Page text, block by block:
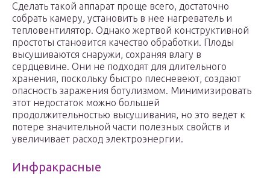
Сделать такой аппарат проще всего, достаточно
собрать камеру, установить в нее нагреватель и
тепловентилятор. Однако жертвой конструктивной
простоты становится качество обработки. Плоды
высушиваются снаружи, сохраняя влагу в
сердцевине. Они не подходят для длительного
хранения, поскольку быстро плесневеют, создают
опасность заражения ботулизмом. Минимизировать
этот недостаток можно большей
продолжительностью высушивания, но это ведет к
потере значительной части полезных свойств и
увеличивает расход электроэнергии.
Инфракрасные